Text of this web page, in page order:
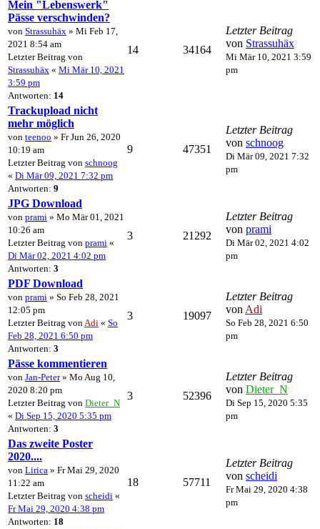
Mein "Lebenswerk"
Pässe verschwinden?
von Strassuhäx » Mi Feb 17,
2021 8:54 am
Letzter Beitrag von
Strassuhäx « Mi Mär 10, 2021
3:59 pm
Antworten: 14
14 34164
Letzter Beitrag
von Strassuhäx
Mi Mär 10, 2021 3:59
pm
Trackupload nicht
mehr möglich
von teenoo » Fr Jun 26, 2020
10:19 am
Letzter Beitrag von schnoog
« Di Mär 09, 2021 7:32 pm
Antworten: 9
9 47351
Letzter Beitrag
von schnoog
Di Mär 09, 2021 7:32
pm
JPG Download
von prami » Mo Mär 01, 2021
10:26 am
Letzter Beitrag von prami «
Di Mär 02, 2021 4:02 pm
Antworten: 3
3 21292
Letzter Beitrag
von prami
Di Mär 02, 2021 4:02
pm
PDF Download
von prami » So Feb 28, 2021
12:05 pm
Letzter Beitrag von Adi « So
Feb 28, 2021 6:50 pm
Antworten: 3
3 19097
Letzter Beitrag
von Adi
So Feb 28, 2021 6:50
pm
Pässe kommentieren
von Jan-Peter» Mo Aug 10,
2020 8:20 pm
Letzter Beitrag von Dieter_N
« Di Sep 15, 2020 5:35 pm
Antworten: 3
3 52396
Letzter Beitrag
von Dieter_N
Di Sep 15, 2020 5:35
pm
Das zweite Poster
2020....
von Lirica » Fr Mai 29, 2020
11:22 am
Letzter Beitrag von scheidi «
Fr Mai 29, 2020 4:38 pm
Antworten: 18
18 57711
Letzter Beitrag
von scheidi
Fr Mai 29, 2020 4:38
pm